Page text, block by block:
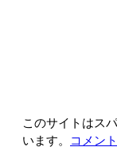
このサイトはス
います。 コメン